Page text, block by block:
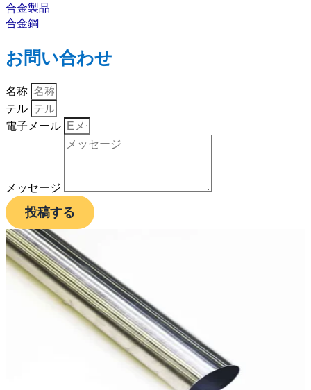
合金製品
合金鋼
お問い合わせ
名称
テル
電子メール
メッセージ
投稿する